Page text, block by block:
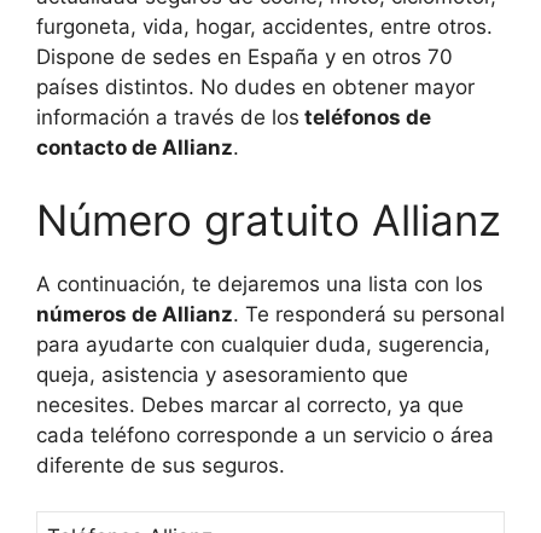
furgoneta, vida, hogar, accidentes, entre otros.
Dispone de sedes en España y en otros 70
países distintos. No dudes en obtener mayor
información a través de los teléfonos de
contacto de Allianz.
Número gratuito Allianz
A continuación, te dejaremos una lista con los
números de Allianz. Te responderá su personal
para ayudarte con cualquier duda, sugerencia,
queja, asistencia y asesoramiento que
necesites. Debes marcar al correcto, ya que
cada teléfono corresponde a un servicio o área
diferente de sus seguros.